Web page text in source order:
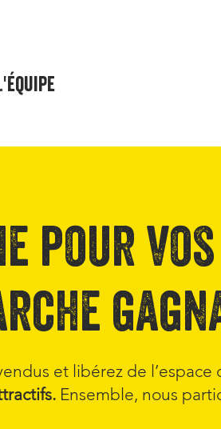
pour
et libérez de l’espace
Ensemble, nous